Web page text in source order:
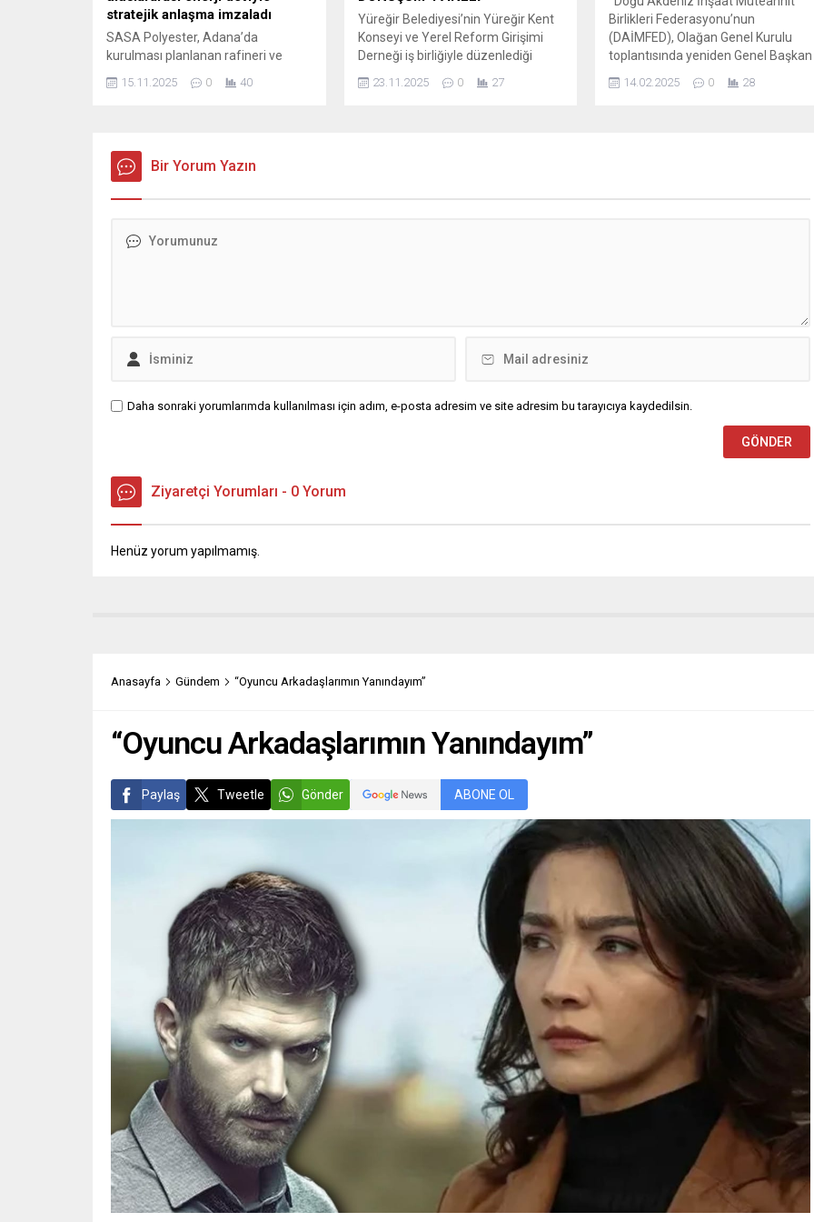
Karakuş’tan bilgi alan Süreyya...
stratejik anlaşma imzaladı
SASA Polyester, Adana’da
kurulması planlanan rafineri ve
ünlü enerji şirketi Vitol SA ile
tedarikine kadar geniş bir alanı
kapsıyor. Adana, Türkiye’nin en
büyük sanayi yatırımlarından birine
daha imza attı. SASA Polyester,...
15.11.2025 0 40
Yüreğir Belediyesi’nin Yüreğir Kent
Konseyi ve Yerel Reform Girişimi
Derneği iş birliğiyle düzenlediği
Dönüşüm Politikaları” konulu panel,
Yüreğir Belediye Başkanı Ali
23.11.2025 0 27
Birlikleri Federasyonu’nun
(DAİMFED), Olağan Genel Kurulu
toplantısında yeniden Genel Başkan
Yüreğir Beledlye Başkanı Ali
DAİMFED’e randevu vermediğinden
14.02.2025 0 28
Bir Yorum Yazın
Daha sonraki yorumlarımda kullanılması için adım, e-posta adresim ve site adresim bu tarayıcıya kaydedilsin.
Ziyaretçi Yorumları - 0 Yorum
Henüz yorum yapılmamış.
Anasayfa Gündem “Oyuncu Arkadaşlarımın Yanındayım”
“Oyuncu Arkadaşlarımın Yanındayım”
Paylaş Tweetle Gönder ABONE OL